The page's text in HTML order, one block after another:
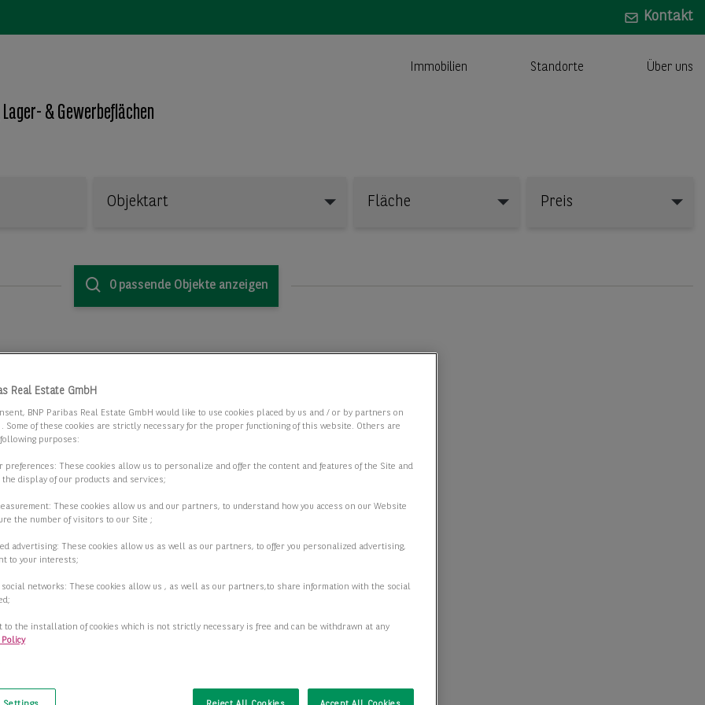
Kontakt
Immobilien Standorte Über uns
& Gewerbeflächen
Objektart Fläche Preis
0 passende Objekte anzeigen
die Suchkriterien an.
Grüne - Innenstadtlage - Gut
| Büro im Denkmalensemble
Halle (Saale)
1.777,00 m 2
ab 384,00 m
Real Estate GmbH
BNP Paribas Real Estate GmbH would like to use cookies placed by us and / or by partners on
Some of these cookies are strictly necessary for the proper functioning of this website. Others are
purposes:
preferences: These cookies allow us to personalize and offer the content and features of the Site and
display of our products and services;
These cookies allow us and our partners, to understand how you access on our Website
the number of visitors to our Site ;
advertising: These cookies allow us as well as our partners, to offer you personalized advertising,
to your interests;
networks: These cookies allow us , as well as our partners,to share information with the social
to the installation of cookies which is not strictly necessary is free and can be withdrawn at any
Policy